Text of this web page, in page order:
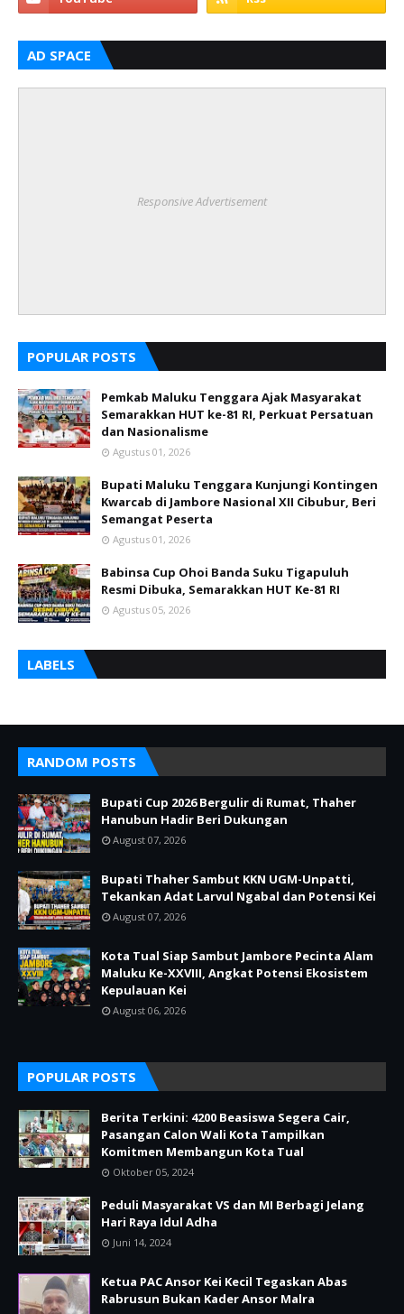
AD SPACE
Responsive Advertisement
POPULAR POSTS
Pemkab Maluku Tenggara Ajak Masyarakat
Semarakkan HUT ke-81 RI, Perkuat Persatuan
dan Nasionalisme
Agustus 01, 2026
Bupati Maluku Tenggara Kunjungi Kontingen
Kwarcab di Jambore Nasional XII Cibubur, Beri
Semangat Peserta
Agustus 01, 2026
Babinsa Cup Ohoi Banda Suku Tigapuluh
Resmi Dibuka, Semarakkan HUT Ke-81 RI
Agustus 05, 2026
LABELS
RANDOM POSTS
Bupati Cup 2026 Bergulir di Rumat, Thaher
Hanubun Hadir Beri Dukungan
August 07, 2026
Bupati Thaher Sambut KKN UGM-Unpatti,
Tekankan Adat Larvul Ngabal dan Potensi Kei
August 07, 2026
Kota Tual Siap Sambut Jambore Pecinta Alam
Maluku Ke-XXVIII, Angkat Potensi Ekosistem
Kepulauan Kei
August 06, 2026
POPULAR POSTS
Berita Terkini: 4200 Beasiswa Segera Cair,
Pasangan Calon Wali Kota Tampilkan
Komitmen Membangun Kota Tual
Oktober 05, 2024
Peduli Masyarakat VS dan MI Berbagi Jelang
Hari Raya Idul Adha
Juni 14, 2024
Ketua PAC Ansor Kei Kecil Tegaskan Abas
Rabrusun Bukan Kader Ansor Malra